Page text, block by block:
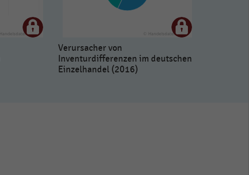
Verursacher von
Inventurdifferenzen im deutschen
Einzelhandel (2016)